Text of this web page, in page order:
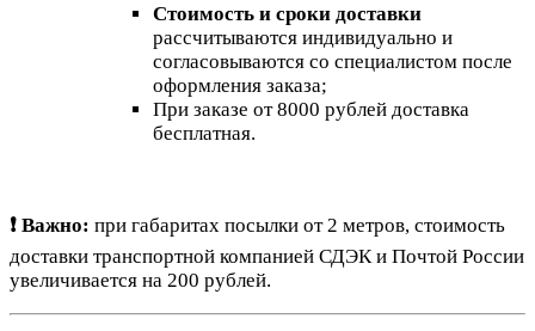
Стоимость и сроки доставки
рассчитываются индивидуально и
согласовываются со специалистом после
оформления заказа;
При заказе от 8000 рублей доставка
бесплатная.
❗ Важно: при габаритах посылки от 2 метров, стоимость
доставки транспортной компанией СДЭК и Почтой России
увеличивается на 200 рублей.